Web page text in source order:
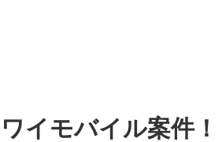
イモバイル案件